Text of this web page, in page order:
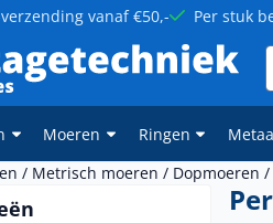
zijn momenteel gesloten.
vanaf €50,- Per stuk
Moeren Ringen
/ Metrisch moeren / Dopmoeren /